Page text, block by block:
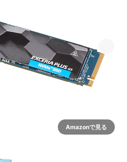
Amazonで見る